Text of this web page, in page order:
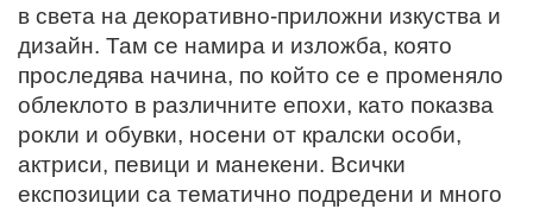
в света на декоративно-приложни изкуства и
дизайн. Там се намира и изложба, която
проследява начина, по който се е променяло
облеклото в различните епохи, като показва
рокли и обувки, носени от кралски особи,
актриси, певици и манекени. Всички
експозиции са тематично подредени и много